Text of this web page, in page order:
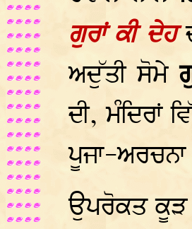
ਗੁਰਾਂ ਕੀ ਦੇਹ
ਅਦੁੱਤੀ ਸੋਮੇ
ਦੀ, ਮੰਦਿਰਾਂ
ਪੂਜਾ-ਅਰਚਨਾ
ਉਪਰੋਕਤ ਕੂੜ